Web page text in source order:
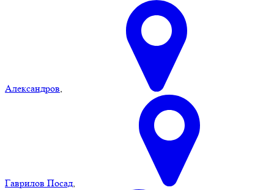
Александров,
Гаврилов Посад,